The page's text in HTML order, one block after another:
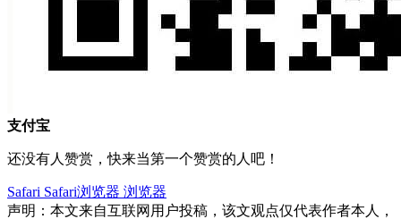
支付宝
还没有人赞赏，快来当第一个赞赏的人吧！
Safari Safari浏览器 浏览器
声明：本文来自互联网用户投稿，该文观点仅代表作者本人，